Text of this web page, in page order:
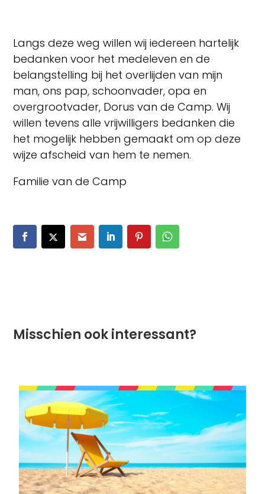
Langs deze weg willen wij iedereen hartelijk
bedanken voor het medeleven en de
belangstelling bij het overlijden van mijn
man, ons pap, schoonvader, opa en
overgrootvader, Dorus van de Camp. Wij
willen tevens alle vrijwilligers bedanken die
het mogelijk hebben gemaakt om op deze
wijze afscheid van hem te nemen.
Familie van de Camp
Misschien ook interessant?